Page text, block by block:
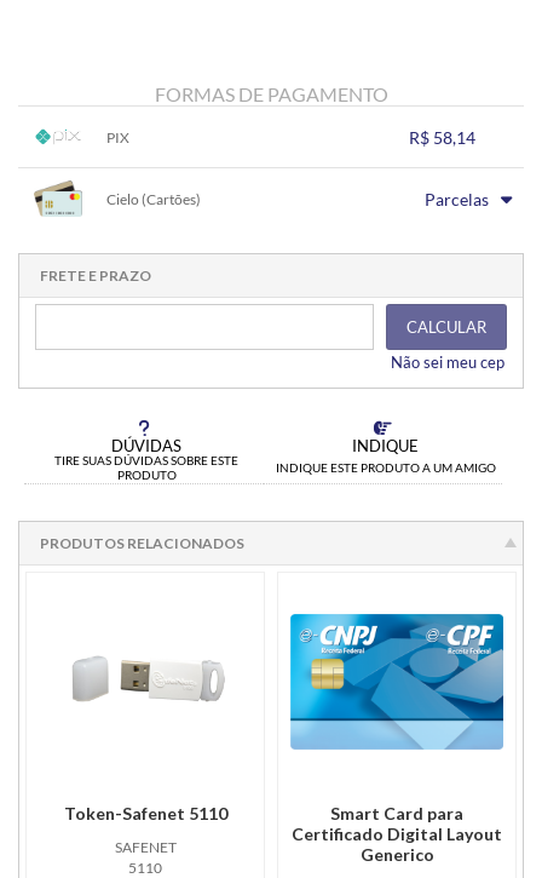
DÚVIDAS
TIRE SUAS DÚVIDAS SOBRE ESTE
PRODUTO
INDIQUE
INDIQUE ESTE PRODUTO A UM AMIGO
FORMAS DE PAGAMENTO
PIX R$ 58,14
..
Cielo (Cartões) Parcelas
..
...
FRETE E PRAZO
CALCULAR
Não sei meu cep
PRODUTOS RELACIONADOS
SAFENET
5110
Token-Safenet 5110
Smart Card para
Certificado Digital Layout
Generico